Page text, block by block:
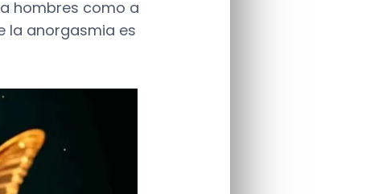
hombres como a
la anorgasmia es